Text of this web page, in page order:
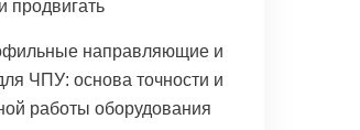
продвигать
направляющие и
ЧПУ: основа точности и
работы оборудования